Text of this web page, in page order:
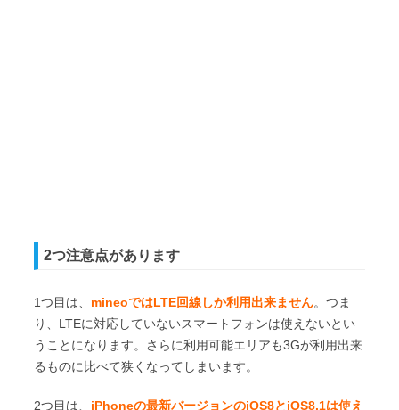
2つ注意点があります
1つ目は、 mineoではLTE回線しか利用出来ません。つま
り、LTEに対応していないスマートフォンは使えないとい
うことになります。さらに利用可能エリアも3Gが利用出来
るものに比べて狭くなってしまいます。
2つ目は、 iPhoneの最新バージョンのiOS8とiOS8.1は使え